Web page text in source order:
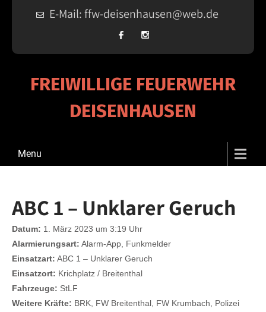
E-Mail: ffw-deisenhausen@web.de
FREIWILLIGE FEUERWEHR
DEISENHAUSEN
Menu
ABC 1 – Unklarer Geruch
Datum: 1. März 2023 um 3:19 Uhr
Alarmierungsart: Alarm-App, Funkmelder
Einsatzart: ABC 1 – Unklarer Geruch
Einsatzort: Krichplatz / Breitenthal
Fahrzeuge: StLF
Weitere Kräfte: BRK, FW Breitenthal, FW Krumbach, Polizei